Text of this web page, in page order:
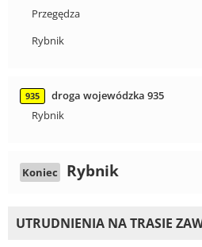
Przegędza
Rybnik
935
droga wojewódzka 935
Rybnik
Koniec Rybnik
UTRUDNIENIA NA TRASIE